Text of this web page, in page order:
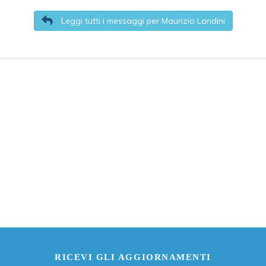
Leggi tutti i messaggi per Maurizio Landini
RICEVI GLI AGGIORNAMENTI